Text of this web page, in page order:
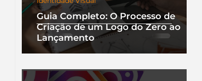
Guia Completo: O Processo de
Criação de um Logo do Zero ao
Lançamento